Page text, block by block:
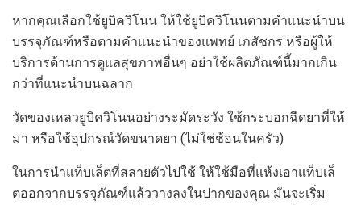
หากคุณเลือกใช้ยูบิควิโนน ให้ใช้ยูบิควิโนนตามคำแนะนำบน
บรรจุภัณฑ์หรือตามคำแนะนำของแพทย์ เภสัชกร หรือผู้ให้
บริการด้านการดูแลสุขภาพอื่นๆ อย่าใช้ผลิตภัณฑ์นี้มากเกิน
กว่าที่แนะนำบนฉลาก
วัดของเหลวยูบิควิโนนอย่างระมัดระวัง ใช้กระบอกฉีดยาที่ให้
มา หรือใช้อุปกรณ์วัดขนาดยา (ไม่ใช่ช้อนในครัว)
ในการนำแท็บเล็ตที่สลายตัวไปใช้ ให้ใช้มือที่แห้งเอาแท็บเล็
ตออกจากบรรจุภัณฑ์แล้ววางลงในปากของคุณ มันจะเริ่ม